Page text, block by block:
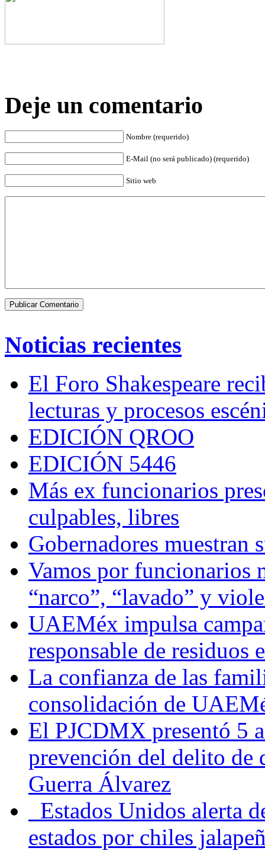
Deje un comentario
Nombre (requerido)
E-Mail (no será publicado) (requerido)
Sitio web
Noticias recientes
El Foro Shakespeare
lecturas y procesos
EDICIÓN QROO
EDICIÓN 5446
Más ex funcionarios
culpables, libres
Gobernadores muestran
Vamos por funcionarios
“narco”, “lavado” y
UAEMéx impulsa
responsable de residuos
La confianza de las
consolidación de
El PJCDMX presentó 5
prevención del delito de
Guerra Álvarez
Estados Unidos alerta
estados por chiles